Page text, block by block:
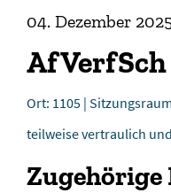
04. Dezember
AfVerfSch
Ort: 1105 | Sitzungsraum
teilweise vertraulich
Zugehörige